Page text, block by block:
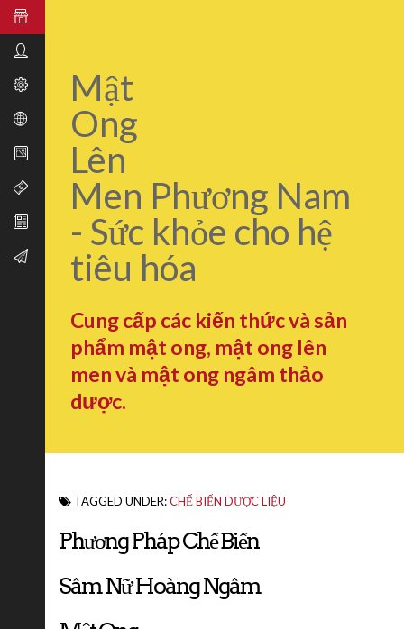
Mật
Ong
Lên
Men Phương Nam
- Sức khỏe cho hệ
tiêu hóa
Cung cấp các kiến thức và sản
phẩm mật ong, mật ong lên
men và mật ong ngâm thảo
dược.
TAGGED UNDER:CHẾ BIẾN DƯỢC LIỆU
Phương Pháp Chế Biến
Sâm Nữ Hoàng Ngâm